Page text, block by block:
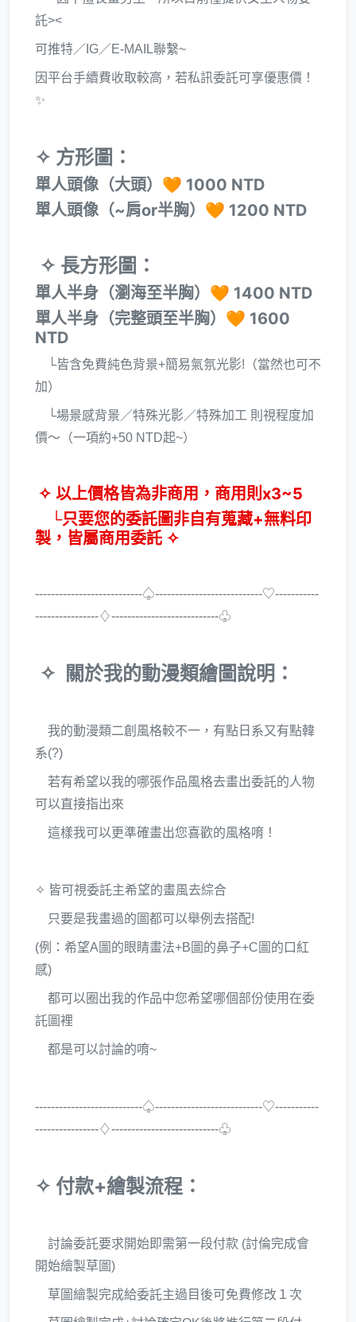
託><
可推特／IG／E-MAIL聯繫~
因平台手續費收取較高，若私訊委託可享優惠價！
✨
✧ 方形圖：
單人頭像（大頭）🧡 1000 NTD
單人頭像（~肩or半胸）🧡 1200 NTD
✧ 長方形圖：
單人半身（瀏海至半胸）🧡 1400 NTD
單人半身（完整頭至半胸）🧡 1600
NTD
└皆含免費純色背景+簡易氣氛光影!（當然也可不
加）
└場景感背景／特殊光影／特殊加工 則視程度加
價～（一項約+50 NTD起~）
✧ 以上價格皆為非商用，商用則x3~5
└只要您的委託圖非自有蒐藏+無料印
製，皆屬商用委託 ✧
---------------------------♤---------------------------♡-----------
----------------♢---------------------------♧
✧ 關於我的動漫類繪圖說明：
我的動漫類二創風格較不一，有點日系又有點韓
系(?)
若有希望以我的哪張作品風格去畫出委託的人物
可以直接指出來
這樣我可以更準確畫出您喜歡的風格唷！
✧ 皆可視委託主希望的畫風去綜合
只要是我畫過的圖都可以舉例去搭配!
(例：希望A圖的眼睛畫法+B圖的鼻子+C圖的口紅
感)
都可以圈出我的作品中您希望哪個部份使用在委
託圖裡
都是可以討論的唷~
---------------------------♤---------------------------♡-----------
----------------♢---------------------------♧
✧ 付款+繪製流程：
討論委託要求開始即需第一段付款 (討倫完成會
開始繪製草圖)
草圖繪製完成給委託主過目後可免費修改１次